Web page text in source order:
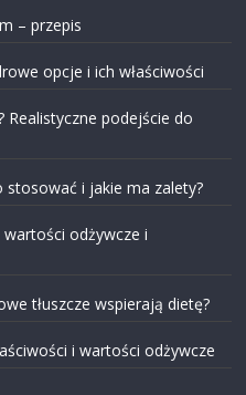
– przepis
opcje i ich właściwości
Realistyczne podejście do
stosować i jakie ma zalety?
odżywcze i
tłuszcze wspierają dietę?
i wartości odżywcze